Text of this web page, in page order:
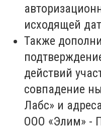
исходящей
Также
действий
совпадение
Лабс» и
ООО «Элим» -